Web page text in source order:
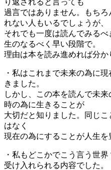
過言ではありません。もち
れない人もいるでしょうが、
それでも一度は読んでみる
生のなるべく早い段階で。
理由は本を読み進めれば分か
・私はこれまで未来の為に
きました。
しかし、この本を読んで未
時の為に生きることが
大切だと知りました。同じ
はなく
現在の為にすることが人生を
・私もどこかでこう言う世
受け入れられる内容でした。